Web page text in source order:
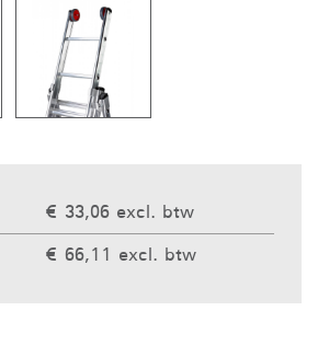
€ 33,06 excl. btw
€ 66,11 excl. btw